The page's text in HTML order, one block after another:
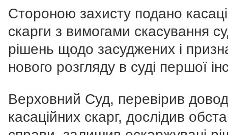
Стороною захисту подано
скарги з вимогами скасування
рішень щодо засуджених і
нового розгляду в суді першої
Верховний Суд, перевірив
касаційних скарг, дослідив